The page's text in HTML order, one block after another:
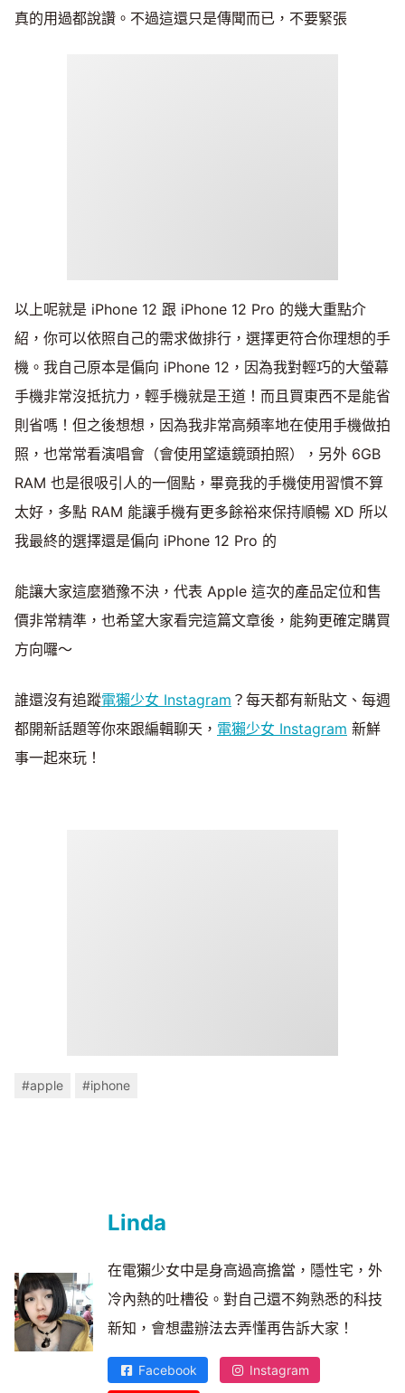
真的用過都說讚。不過這還只是傳聞而已，不要緊張
以上呢就是 iPhone 12 跟 iPhone 12 Pro 的幾大重點介
紹，你可以依照自己的需求做排行，選擇更符合你理想的手
機。我自己原本是偏向 iPhone 12，因為我對輕巧的大螢幕
手機非常沒抵抗力，輕手機就是王道！而且買東西不是能省
則省嗎！但之後想想，因為我非常高頻率地在使用手機做拍
照，也常常看演唱會（會使用望遠鏡頭拍照），另外 6GB
RAM 也是很吸引人的一個點，畢竟我的手機使用習慣不算
太好，多點 RAM 能讓手機有更多餘裕來保持順暢 XD 所以
我最終的選擇還是偏向 iPhone 12 Pro 的
能讓大家這麼猶豫不決，代表 Apple 這次的產品定位和售
價非常精準，也希望大家看完這篇文章後，能夠更確定購買
方向囉～
誰還沒有追蹤電獺少女 Instagram ？每天都有新貼文、每週
都開新話題等你來跟編輯聊天， 電獺少女 Instagram 新鮮
事一起來玩！
#apple #iphone
Linda
在電獺少女中是身高過高擔當，隱性宅，外
冷內熱的吐槽役。對自己還不夠熟悉的科技
新知，會想盡辦法去弄懂再告訴大家！
Facebook Instagram